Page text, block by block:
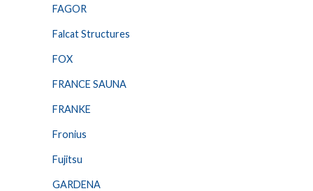
FAGOR
Falcat Structures
FOX
FRANCE SAUNA
FRANKE
Fronius
Fujitsu
GARDENA